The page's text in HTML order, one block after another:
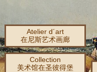
Atelier d´art
在尼斯艺术画廊
Collection
美术馆在圣彼得堡